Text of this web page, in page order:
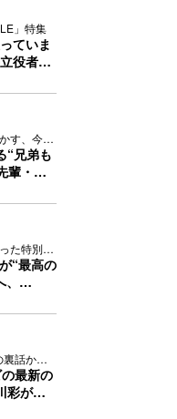
」特集
ていま
役者・
す、今の
“兄弟も
輩・後
の共通
た特別な
“最高の
ンス
裏話から
最新の
彩が明